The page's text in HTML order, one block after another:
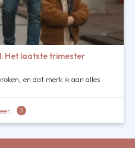
Het laatste trimester
en dat merk ik aan alles